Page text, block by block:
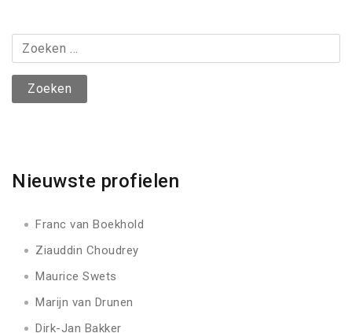
Zoeken
naar:
Nieuwste profielen
Franc van Boekhold
Ziauddin Choudrey
Maurice Swets
Marijn van Drunen
Dirk-Jan Bakker